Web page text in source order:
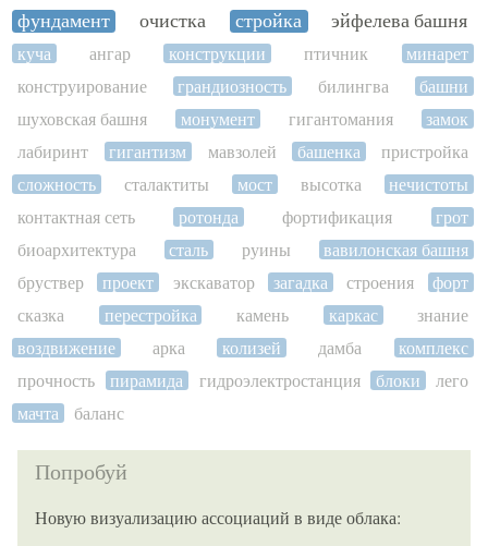
фундамент
очистка стройка эйфелева башня
куча ангар конструкции птичник
минарет
конструирование
грандиозность билингва
башни
шуховская башня
монумент гигантомания
замок
лабиринт
гигантизм мавзолей башенка
пристройка
сложность
сталактиты мост высотка
нечистоты
контактная сеть
ротонда фортификация
грот
биоархитектура
сталь руины
вавилонская башня
бруствер
проект экскаватор загадка строения
форт
сказка
перестройка камень каркас
знание
воздвижение
арка колизей дамба
комплекс
прочность
пирамида гидроэлектростанция блоки
лего
мачта
баланс
Попробуй
Новую визуализацию ассоциаций в виде облака: